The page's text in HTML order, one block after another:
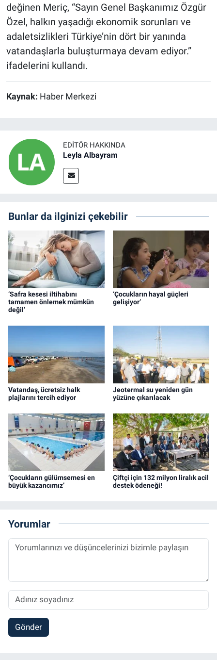
değinen Meriç, “Sayın Genel Başkanımız Özgür
Özel, halkın yaşadığı ekonomik sorunları ve
adaletsizlikleri Türkiye’nin dört bir yanında
vatandaşlarla buluşturmaya devam ediyor.”
ifadelerini kullandı.
Kaynak: Haber Merkezi
EDITÖR HAKKINDA
Leyla Albayram
Bunlar da ilginizi çekebilir
‘Safra kesesi iltihabını
tamamen önlemek mümkün
değil’
‘Çocukların hayal güçleri
gelişiyor’
Vatandaş, ücretsiz halk
plajlarını tercih ediyor
Jeotermal su yeniden gün
yüzüne çıkarılacak
‘Çocukların gülümsemesi en
büyük kazancımız’
Çiftçi için 132 milyon liralık acil
destek ödeneği!
Yorumlar
Gönder